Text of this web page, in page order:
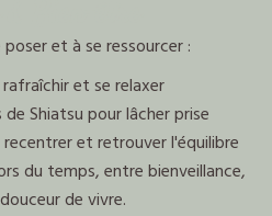
et à se ressourcer :
et se relaxer
Shiatsu pour lâcher prise
et retrouver l'équilibre
du temps, entre bienveillance,
de vivre.